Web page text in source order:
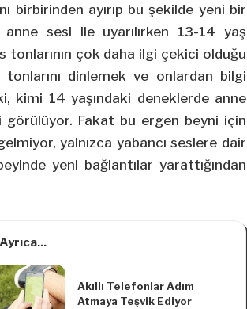
birbirinden ayırıp bu şekilde yeni bir
sesi ile uyarılırken 13-14 yaş
çok daha ilgi çekici olduğu
dinlemek ve onlardan bilgi
kimi 14 yaşındaki deneklerde anne
görülüyor. Fakat bu ergen beyni için
yalnızca yabancı seslere dair
yeni bağlantılar yarattığından
Ayrıca...
Akıllı Telefonlar Adım
Atmaya Teşvik Ediyor